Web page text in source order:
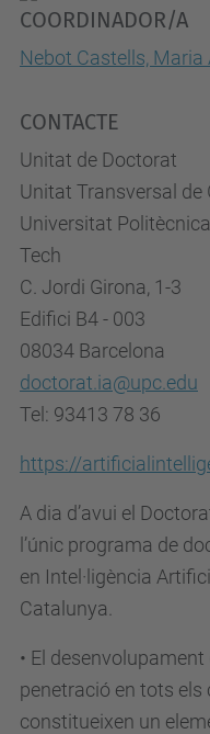
COORDINADOR/A
Nebot Castells, Maria
CONTACTE
Unitat de Doctorat
Unitat Transversal de
Universitat
Tech
C. Jordi Girona, 1-3
Edifici B4 - 003
08034 Barcelona
doctorat.ia@upc.edu
Tel: 93413 78 36
https://
A dia d’avui el
l’únic programa de
en Intel·ligència
Catalunya.
• El
penetració en tots
constitueixen un